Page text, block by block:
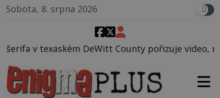
Sobota, 8. srpna 2026
County pořizuje video, na kterém před jeho